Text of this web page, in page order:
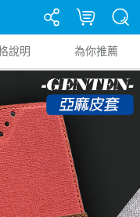
說明 為你推薦